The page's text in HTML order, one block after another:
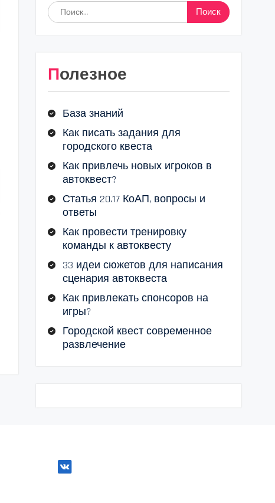
Найти:
Полезное
База знаний
Как писать задания для
городского квеста
Как привлечь новых игроков в
автоквест?
Статья 20.17 КоАП, вопросы и
ответы
Как провести тренировку
команды к автоквесту
33 идеи сюжетов для написания
сценария автоквеста
Как привлекать спонсоров на
игры?
Городской квест современное
развлечение